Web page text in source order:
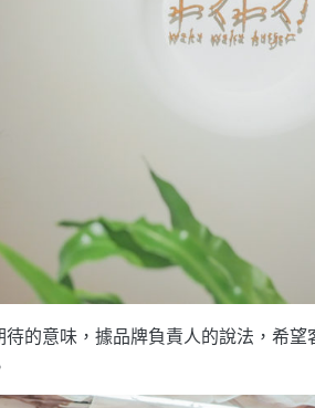
的意味，據品牌負責人的說法，希